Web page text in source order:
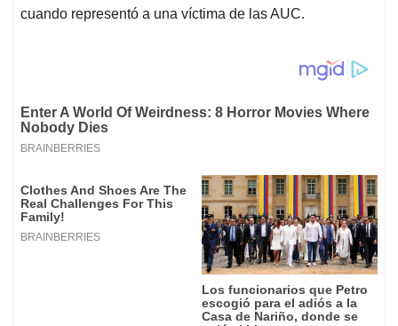
cuando representó a una víctima de las AUC.